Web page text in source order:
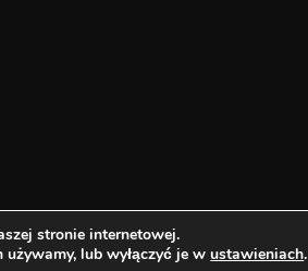
Kasacja Warszawa
stronie internetowej.
lub wyłączyć je wustawieniach.